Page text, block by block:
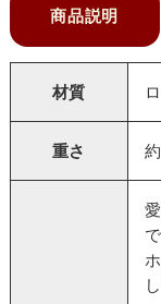
商品説明
材質
重さ